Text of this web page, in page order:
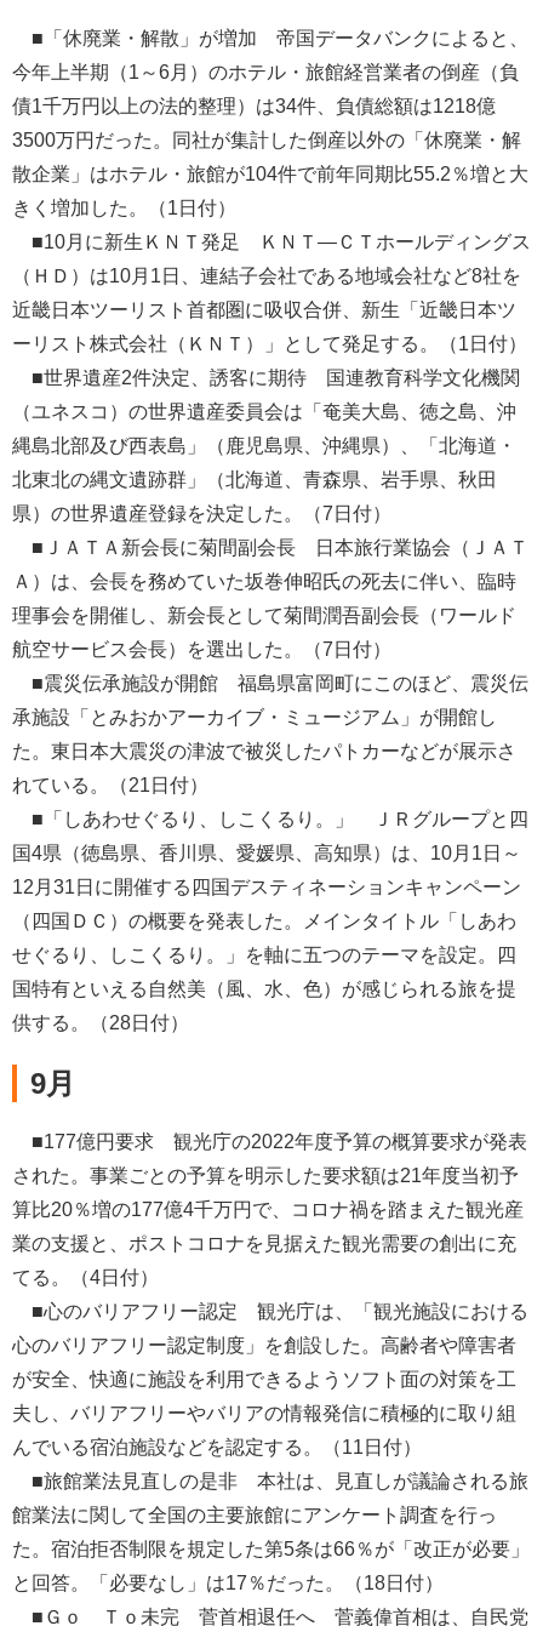
■「休廃業・解散」が増加 帝国データバンクによると、
今年上半期（1～6月）のホテル・旅館経営業者の倒産（負
債1千万円以上の法的整理）は34件、負債総額は1218億
3500万円だった。同社が集計した倒産以外の「休廃業・解
散企業」はホテル・旅館が104件で前年同期比55.2％増と大
きく増加した。（1日付）
■10月に新生ＫＮＴ発足 ＫＮＴ―ＣＴホールディングス
（ＨＤ）は10月1日、連結子会社である地域会社など8社を
近畿日本ツーリスト首都圏に吸収合併、新生「近畿日本ツ
ーリスト株式会社（ＫＮＴ）」として発足する。（1日付）
■世界遺産2件決定、誘客に期待 国連教育科学文化機関
（ユネスコ）の世界遺産委員会は「奄美大島、徳之島、沖
縄島北部及び西表島」（鹿児島県、沖縄県）、「北海道・
北東北の縄文遺跡群」（北海道、青森県、岩手県、秋田
県）の世界遺産登録を決定した。（7日付）
■ＪＡＴＡ新会長に菊間副会長 日本旅行業協会（ＪＡＴ
Ａ）は、会長を務めていた坂巻伸昭氏の死去に伴い、臨時
理事会を開催し、新会長として菊間潤吾副会長（ワールド
航空サービス会長）を選出した。（7日付）
■震災伝承施設が開館 福島県富岡町にこのほど、震災伝
承施設「とみおかアーカイブ・ミュージアム」が開館し
た。東日本大震災の津波で被災したパトカーなどが展示さ
れている。（21日付）
■「しあわせぐるり、しこくるり。」 ＪＲグループと四
国4県（徳島県、香川県、愛媛県、高知県）は、10月1日～
12月31日に開催する四国デスティネーションキャンペーン
（四国ＤＣ）の概要を発表した。メインタイトル「しあわ
せぐるり、しこくるり。」を軸に五つのテーマを設定。四
国特有といえる自然美（風、水、色）が感じられる旅を提
供する。（28日付）
9月
■177億円要求 観光庁の2022年度予算の概算要求が発表
された。事業ごとの予算を明示した要求額は21年度当初予
算比20％増の177億4千万円で、コロナ禍を踏まえた観光産
業の支援と、ポストコロナを見据えた観光需要の創出に充
てる。（4日付）
■心のバリアフリー認定 観光庁は、「観光施設における
心のバリアフリー認定制度」を創設した。高齢者や障害者
が安全、快適に施設を利用できるようソフト面の対策を工
夫し、バリアフリーやバリアの情報発信に積極的に取り組
んでいる宿泊施設などを認定する。（11日付）
■旅館業法見直しの是非 本社は、見直しが議論される旅
館業法に関して全国の主要旅館にアンケート調査を行っ
た。宿泊拒否制限を規定した第5条は66％が「改正が必要」
と回答。「必要なし」は17％だった。（18日付）
■Ｇｏ Ｔｏ未完 菅首相退任へ 菅義偉首相は、自民党